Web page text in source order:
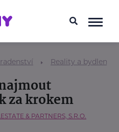
Reality a bydlení
za krokem
& PARTNERS, S.R.O.